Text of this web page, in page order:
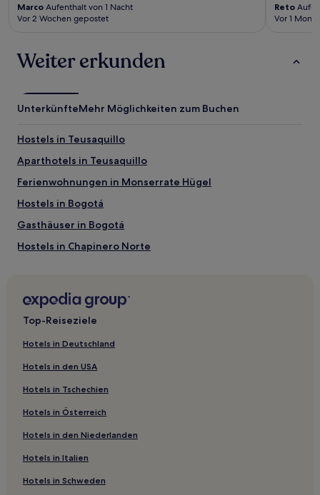
Marco Aufenthalt von 1 Nacht
Vor 2 Wochen gepostet
Reto
Vor 1
Weiter erkunden
UnterkünfteMehr Möglichkeiten zum Buchen
Hostels in Teusaquillo
Aparthotels in Teusaquillo
Ferienwohnungen in Monserrate Hügel
Hostels in Bogotá
Gasthäuser in Bogotá
Hostels in Chapinero Norte
Günstige in Usaquén
Hotels mit inbegriffenem Frühstück in Chapinero Norte
Günstige in Chapinero Norte
Haustierfreundliche in Los Mártires
Hotels mit Wellnessbereich in Zona T
Business in Zona T
Hotels mit inbegriffenem Frühstück in Zona T
Top-Reiseziele
Hotels in Deutschland
Hotels in den USA
Hotels in Tschechien
Hotels in Österreich
Hotels in den Niederlanden
Hotels in Italien
Hotels in Schweden